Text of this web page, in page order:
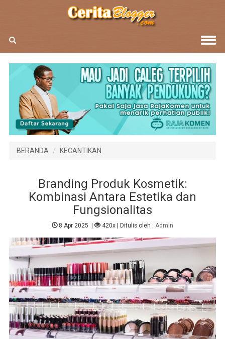
BERANDA KECANTIKAN
Branding Produk Kosmetik:
Kombinasi Antara Estetika dan
Fungsionalitas
8 Apr 2025 | 420x | Ditulis oleh :Admin